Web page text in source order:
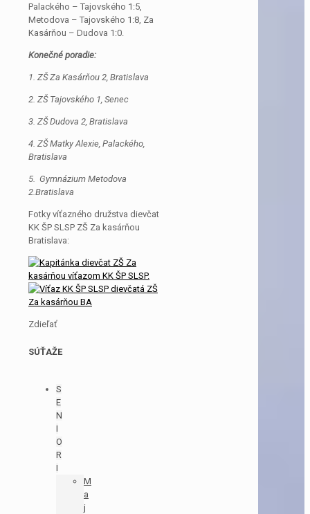
Palackého – Tajovského 1:5,
Metodova – Tajovského 1:8, Za
Kasárňou – Dudova 1:0.
Konečné poradie:
1. ZŠ Za Kasárňou 2, Bratislava
2. ZŠ Tajovského 1, Senec
3. ZŠ Dudova 2, Bratislava
4. ZŠ Matky Alexie, Palackého,
Bratislava
5. Gymnázium Metodova
2.Bratislava
Fotky víťazného družstva dievčat
KK ŠP SLSP ZŠ Za kasárňou
Bratislava:
Zdieľať
SÚŤAŽE
S
E
N
I
O
R
I
M
a
j